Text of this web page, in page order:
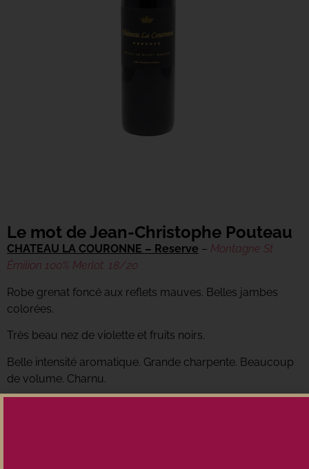
Le mot de Jean-Christophe Pouteau
CHATEAU LA COURONNE – Reserve – Montagne St
Émilion 100% Merlot. 18/20
Robe grenat foncé aux reflets mauves. Belles jambes
colorées.
Très beau nez de violette et fruits noirs.
Belle intensité aromatique. Grande charpente. Beaucoup
de volume. Charnu.